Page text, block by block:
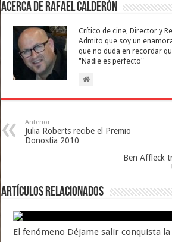
Acerca de Rafael Calderón
Crítico de cine, Director y
Admito que soy un
que no duda en recordar
"Nadie es perfecto"
Anterior
Julia Roberts recibe el Premio
Donostia 2010
Ben Affleck
Artículos relacionados
El fenómeno Déjame salir conquista